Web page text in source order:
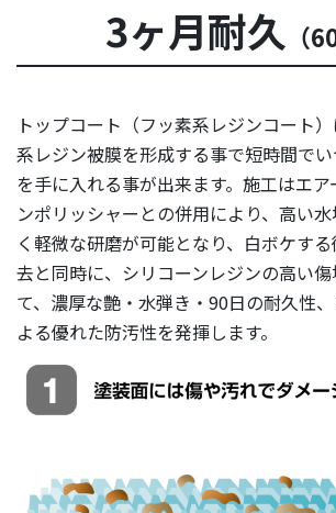
3ヶ月耐久 （
トップコート（フッ素系レジンコート
系レジン被膜を形成する事で短時間で
を手に入れる事が出来ます。施工はエア
ンポリッシャーとの併用により、高い
く軽微な研磨が可能となり、白ボケす
去と同時に、シリコーンレジンの高い
て、濃厚な艶・水弾き・90日の耐久性
よる優れた防汚性を発揮します。